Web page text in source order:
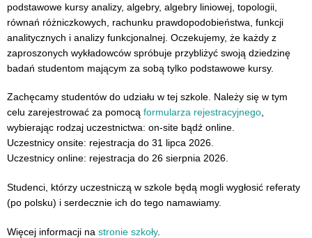
podstawowe kursy analizy, algebry, algebry liniowej, topologii,
równań różniczkowych, rachunku prawdopodobieństwa, funkcji
analitycznych i analizy funkcjonalnej. Oczekujemy, że każdy z
zaproszonych wykładowców spróbuje przybliżyć swoją dziedzinę
badań studentom mającym za sobą tylko podstawowe kursy.
Zachęcamy studentów do udziału w tej szkole. Należy się w tym
celu zarejestrować za pomocą formularza rejestracyjnego,
wybierając rodzaj uczestnictwa: on-site bądź online.
Uczestnicy onsite: rejestracja do 31 lipca 2026.
Uczestnicy online: rejestracja do 26 sierpnia 2026.
Studenci, którzy uczestniczą w szkole będą mogli wygłosić referaty
(po polsku) i serdecznie ich do tego namawiamy.
Więcej informacji na stronie szkoły.